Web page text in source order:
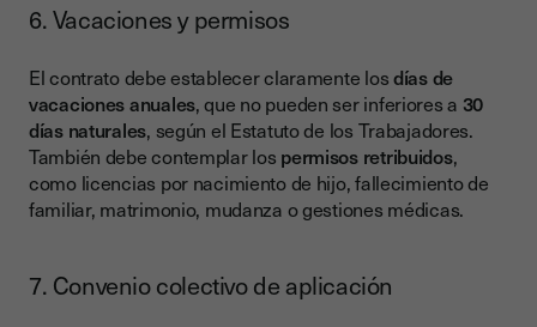
6. Vacaciones y permisos
El contrato debe establecer claramente losdías de
vacaciones anuales, que no pueden ser inferiores a 30
días naturales, según el Estatuto de los Trabajadores.
También debe contemplar los permisos retribuidos,
como licencias por nacimiento de hijo, fallecimiento de
familiar, matrimonio, mudanza o gestiones médicas.
7. Convenio colectivo de aplicación